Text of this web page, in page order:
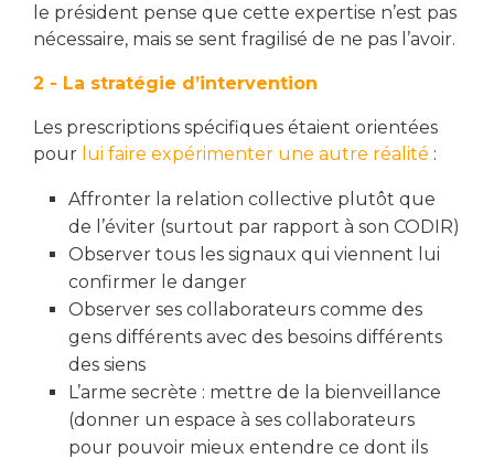
le président pense que cette expertise n’est pas
nécessaire, mais se sent fragilisé de ne pas l’avoir.
2 - La stratégie d’intervention
Les prescriptions spécifiques étaient orientées
pour lui faire expérimenter une autre réalité :
Affronter la relation collective plutôt que
de l’éviter (surtout par rapport à son CODIR)
Observer tous les signaux qui viennent lui
confirmer le danger
Observer ses collaborateurs comme des
gens différents avec des besoins différents
des siens
L’arme secrète : mettre de la bienveillance
(donner un espace à ses collaborateurs
pour pouvoir mieux entendre ce dont ils